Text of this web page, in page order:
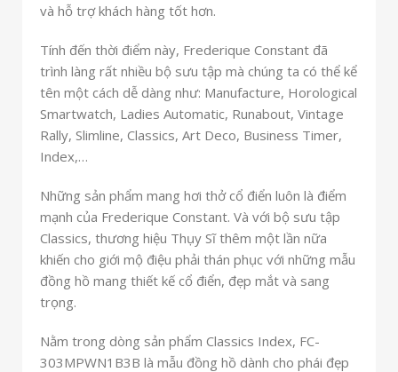
và hỗ trợ khách hàng tốt hơn.
Tính đến thời điểm này, Frederique Constant đã
trình làng rất nhiều bộ sưu tập mà chúng ta có thể kể
tên một cách dễ dàng như: Manufacture, Horological
Smartwatch, Ladies Automatic, Runabout, Vintage
Rally, Slimline, Classics, Art Deco, Business Timer,
Index,…
Những sản phẩm mang hơi thở cổ điển luôn là điểm
mạnh của Frederique Constant. Và với bộ sưu tập
Classics, thương hiệu Thụy Sĩ thêm một lần nữa
khiến cho giới mộ điệu phải thán phục với những mẫu
đồng hồ mang thiết kế cổ điển, đẹp mắt và sang
trọng.
Nằm trong dòng sản phẩm Classics Index, FC-
303MPWN1B3B là mẫu đồng hồ dành cho phái đẹp